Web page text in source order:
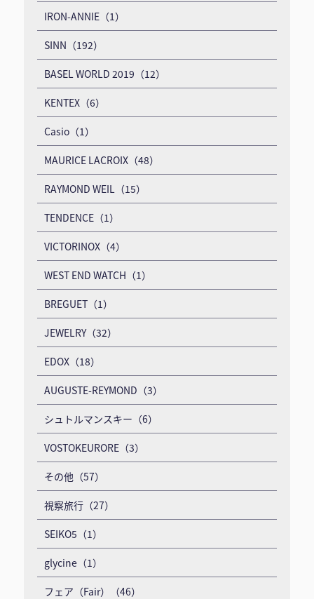
IRON-ANNIE（1）
SINN（192）
BASEL WORLD 2019（12）
KENTEX（6）
Casio（1）
MAURICE LACROIX（48）
RAYMOND WEIL（15）
TENDENCE（1）
VICTORINOX（4）
WEST END WATCH（1）
BREGUET（1）
JEWELRY（32）
EDOX（18）
AUGUSTE-REYMOND（3）
シュトルマンスキー（6）
VOSTOKEURORE（3）
その他（57）
視察旅行（27）
SEIKO5（1）
glycine（1）
フェア（Fair）（46）